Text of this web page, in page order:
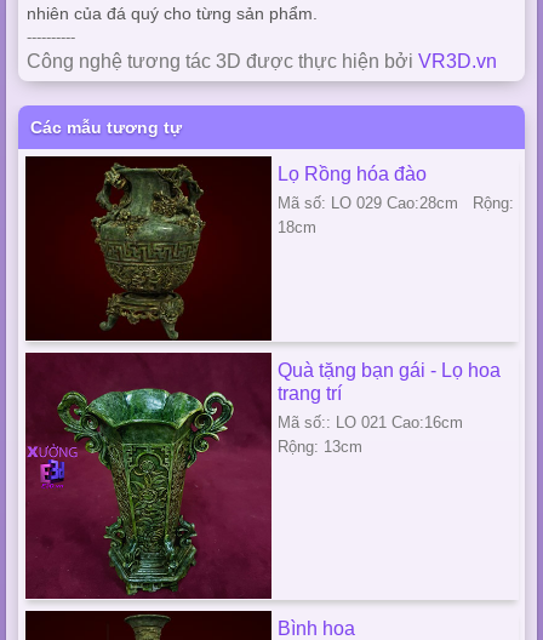
nhiên của đá quý cho từng sản phẩm.
----------
Công nghệ tương tác 3D được thực hiện bởi VR3D.vn
Các mẫu tương tự
Lọ Rồng hóa đào
Mã số: LO 029 Cao:28cm Rộng:
18cm
Quà tặng bạn gái - Lọ hoa
trang trí
Mã số:: LO 021 Cao:16cm
Rộng: 13cm
Bình hoa